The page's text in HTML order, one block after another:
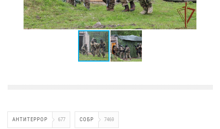
АНТИТЕРРОР 677 СОБР 7469